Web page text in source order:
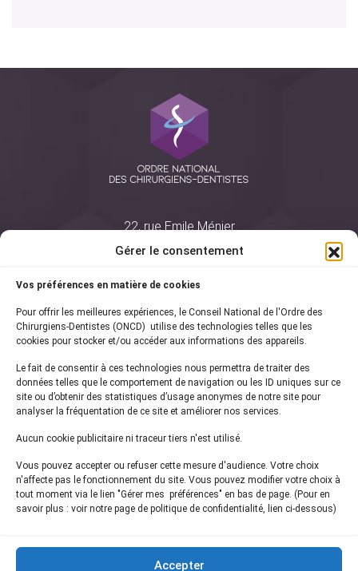
Gérer le consentement
Vos préférences en matière de cookies
Pour offrir les meilleures expériences, le Conseil National de l'Ordre des
Chirurgiens-Dentistes (ONCD) utilise des technologies telles que les
cookies pour stocker et/ou accéder aux informations des appareils.
Le fait de consentir à ces technologies nous permettra de traiter des
données telles que le comportement de navigation ou les ID uniques sur ce
site ou d’obtenir des statistiques d’usage anonymes de notre site pour
analyser la fréquentation de ce site et améliorer nos services.
Aucun cookie publicitaire ni traceur tiers n'est utilisé.
Vous pouvez accepter ou refuser cette mesure d'audience. Votre choix
n'affecte pas le fonctionnement du site. Vous pouvez modifier votre choix à
tout moment via le lien "Gérer mes préférences" en bas de page. (Pour en
savoir plus : voir notre page de politique de confidentialité, lien ci-dessous)
Accepter
22, rue Emile Ménier
75761 Paris Cedex 16
01 44 34 78 80
courrier@oncd.org
Actualités
Presse
Informations légales
Plan du site
Inscrivez-vous à notrenewsletter